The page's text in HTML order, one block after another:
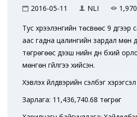
2016-05-11 NLI 1,970
Тус хүрээлэнгийн төсвөөс 9
аас гадна цалингийн зардал мөн
төгрөгөөс дээш үнийн дүн бүхий
мөнгөн гүйлгээ хийсэн.
Хэвлэх үйлдвэрийн сэлбэг
Зарлага: 11,436,740.68 төгрөг